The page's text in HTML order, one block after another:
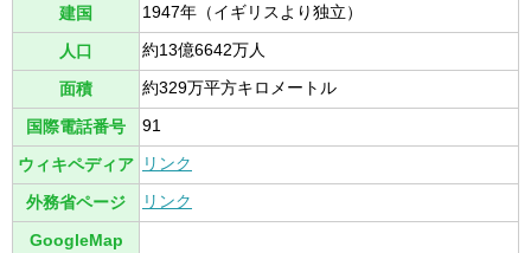
建国 1947年（イギリスより独立）
人口 約13億6642万人
面積 約329万平方キロメートル
国際電話番号 91
ウィキペディア リンク
外務省ページ リンク
GoogleMap